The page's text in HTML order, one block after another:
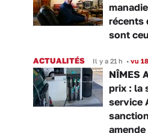
récents
sont
ACTUALITÉS Il y a 21 h • vu
NÎMES
prix : la
service